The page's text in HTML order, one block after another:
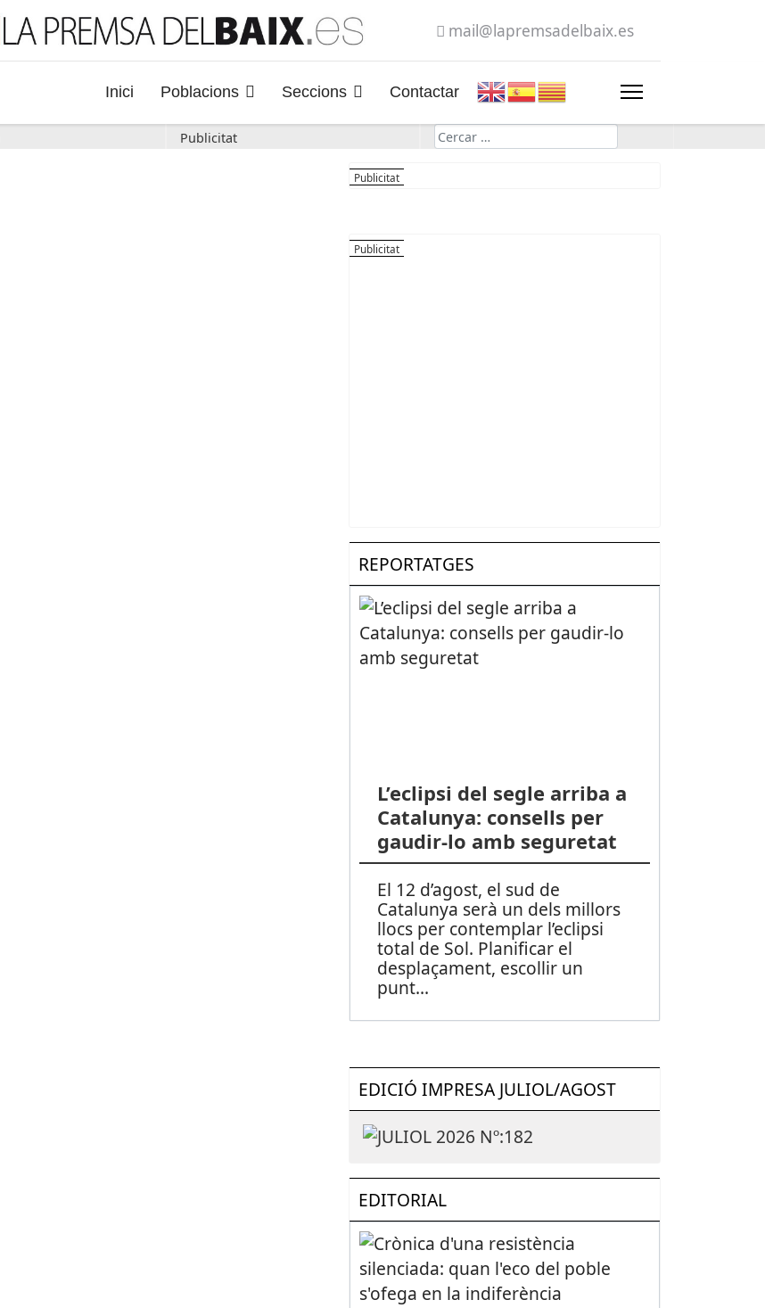
mail@lapremsadelbaix.es
Inici Poblacions Seccions Contactar
Publicitat Cerca
REPORTATGES
L’eclipsi del segle arriba a
Catalunya: consells per
gaudir-lo amb seguretat
El 12 d’agost, el sud de
Catalunya serà un dels millors
llocs per contemplar l’eclipsi
total de Sol. Planificar el
desplaçament, escollir un
punt...
EDICIÓ IMPRESA JULIOL/AGOST
EDITORIAL